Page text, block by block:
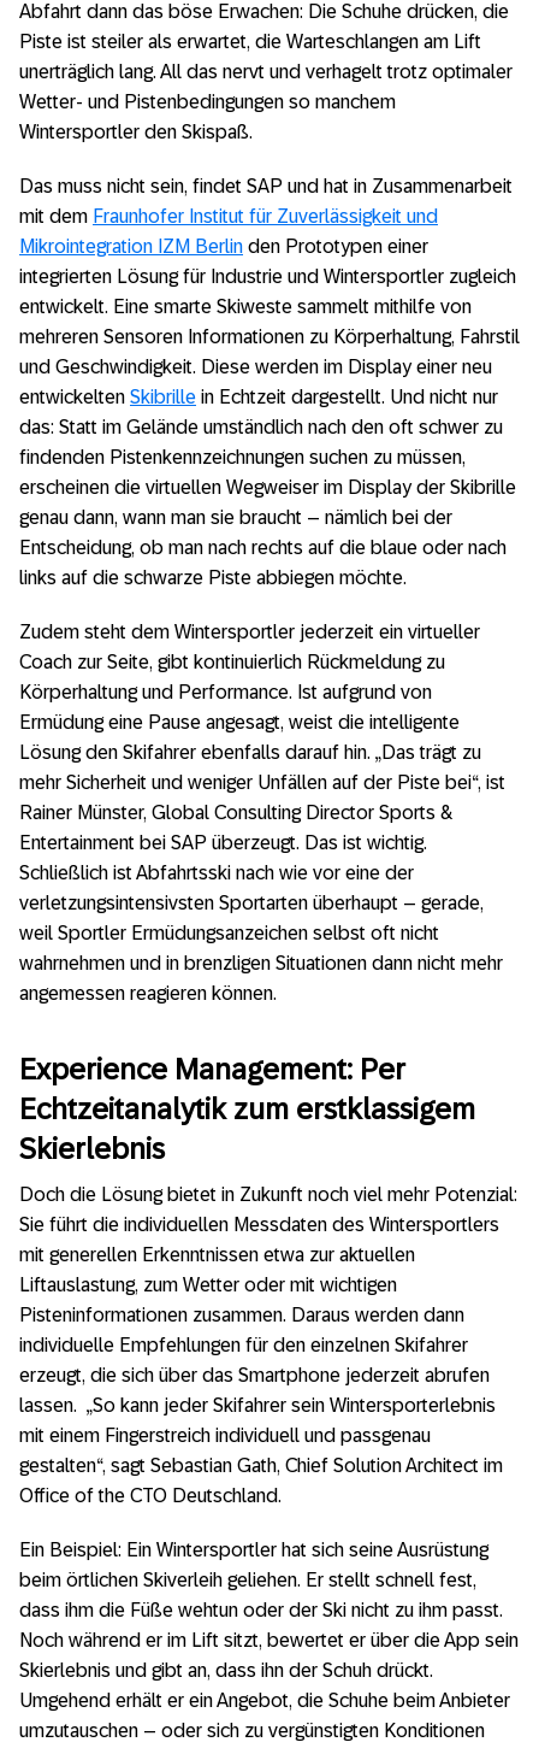
SAP S/4HANA: Wissenswertes für den
Umstieg
Menschenleben retten mit SAP S/4HANA
Cloud
Podcast: Digitale Transformation – eine
Frage der Führung
Noch größer und umfassender – SAP NOW
geht in die zweite Runde
SAP S/4HANA: So gelingt der Umstieg
Abfahrt dann das böse Erwachen: Die Schuhe drücken, die
Piste ist steiler als erwartet, die Warteschlangen am Lift
unerträglich lang. All das nervt und verhagelt trotz optimaler
Wetter- und Pistenbedingungen so manchem
Wintersportler den Skispaß.
Das muss nicht sein, findet SAP und hat in Zusammenarbeit
mit dem Fraunhofer Institut für Zuverlässigkeit und
Mikrointegration IZM Berlin den Prototypen einer
integrierten Lösung für Industrie und Wintersportler zugleich
entwickelt. Eine smarte Skiweste sammelt mithilfe von
mehreren Sensoren Informationen zu Körperhaltung, Fahrstil
und Geschwindigkeit. Diese werden im Display einer neu
entwickelten Skibrille in Echtzeit dargestellt. Und nicht nur
das: Statt im Gelände umständlich nach den oft schwer zu
findenden Pistenkennzeichnungen suchen zu müssen,
erscheinen die virtuellen Wegweiser im Display der Skibrille
genau dann, wann man sie braucht – nämlich bei der
Entscheidung, ob man nach rechts auf die blaue oder nach
links auf die schwarze Piste abbiegen möchte.
Zudem steht dem Wintersportler jederzeit ein virtueller
Coach zur Seite, gibt kontinuierlich Rückmeldung zu
Körperhaltung und Performance. Ist aufgrund von
Ermüdung eine Pause angesagt, weist die intelligente
Lösung den Skifahrer ebenfalls darauf hin. „Das trägt zu
mehr Sicherheit und weniger Unfällen auf der Piste bei“, ist
Rainer Münster, Global Consulting Director Sports &
Entertainment bei SAP überzeugt. Das ist wichtig.
Schließlich ist Abfahrtsski nach wie vor eine der
verletzungsintensivsten Sportarten überhaupt – gerade,
weil Sportler Ermüdungsanzeichen selbst oft nicht
wahrnehmen und in brenzligen Situationen dann nicht mehr
angemessen reagieren können.
Experience Management: Per
Echtzeitanalytik zum erstklassigem
Skierlebnis
Doch die Lösung bietet in Zukunft noch viel mehr Potenzial:
Sie führt die individuellen Messdaten des Wintersportlers
mit generellen Erkenntnissen etwa zur aktuellen
Liftauslastung, zum Wetter oder mit wichtigen
Pisteninformationen zusammen. Daraus werden dann
individuelle Empfehlungen für den einzelnen Skifahrer
erzeugt, die sich über das Smartphone jederzeit abrufen
lassen. „So kann jeder Skifahrer sein Wintersporterlebnis
mit einem Fingerstreich individuell und passgenau
gestalten“, sagt Sebastian Gath, Chief Solution Architect im
Office of the CTO Deutschland.
Ein Beispiel: Ein Wintersportler hat sich seine Ausrüstung
beim örtlichen Skiverleih geliehen. Er stellt schnell fest,
dass ihm die Füße wehtun oder der Ski nicht zu ihm passt.
Noch während er im Lift sitzt, bewertet er über die App sein
Skierlebnis und gibt an, dass ihn der Schuh drückt.
Umgehend erhält er ein Angebot, die Schuhe beim Anbieter
umzutauschen – oder sich zu vergünstigten Konditionen